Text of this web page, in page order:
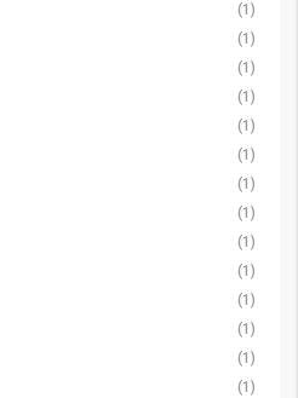
(1)
(1)
(1)
(1)
(1)
(1)
(1)
(1)
(1)
(1)
(1)
(1)
(1)
(1)